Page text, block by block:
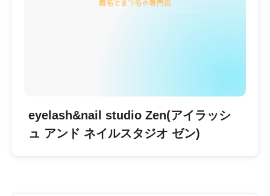
eyelash&nail studio Zen(アイラッシ
ュ アンド ネイルスタジオ ゼン)